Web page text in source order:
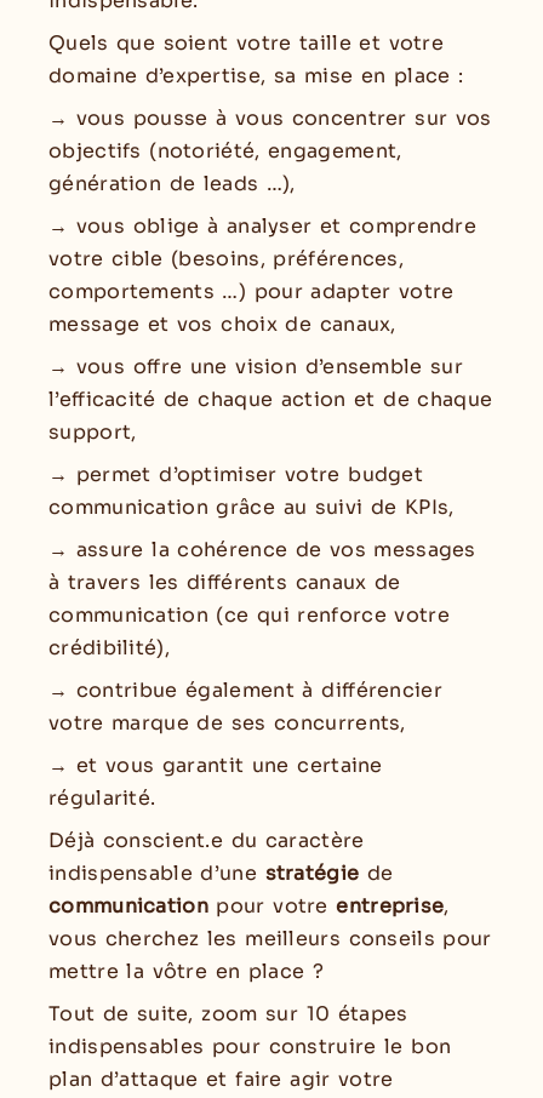
Quels que soient votre taille et votre
domaine d’expertise, sa mise en place :
→ vous pousse à vous concentrer sur vos
objectifs (notoriété, engagement,
génération de leads …),
→ vous oblige à analyser et comprendre
votre cible (besoins, préférences,
comportements …) pour adapter votre
message et vos choix de canaux,
→ vous offre une vision d’ensemble sur
l’efficacité de chaque action et de chaque
support,
→ permet d’optimiser votre budget
communication grâce au suivi de KPIs,
→ assure la cohérence de vos messages
à travers les différents canaux de
communication (ce qui renforce votre
crédibilité),
→ contribue également à différencier
votre marque de ses concurrents,
→ et vous garantit une certaine
régularité.
Déjà conscient.e du caractère
indispensable d’une stratégie de
communicationpour votreentreprise,
vous cherchez les meilleurs conseils pour
mettre la vôtre en place ?
Tout de suite, zoom sur 10 étapes
indispensables pour construire le bon
plan d’attaque et faire agir votre